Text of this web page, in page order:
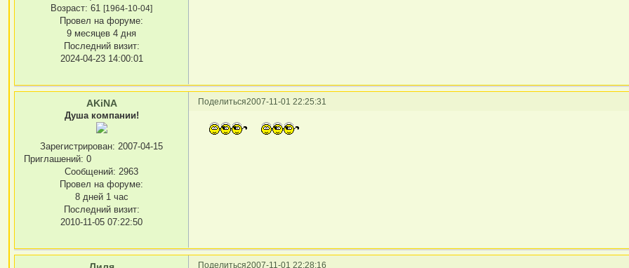
Возраст: 61[1964-10-04]
Провел на форуме:
9 месяцев 4 дня
Последний визит:
2024-04-23 14:00:01
Поделиться2007-11-01 22:25:31
AKiNA
Душа компании!
Зарегистрирован: 2007-04-15
Приглашений: 0
Сообщений: 2963
Провел на форуме:
8 дней 1 час
Последний визит:
2010-11-05 07:22:50
Поделиться2007-11-01 22:28:16